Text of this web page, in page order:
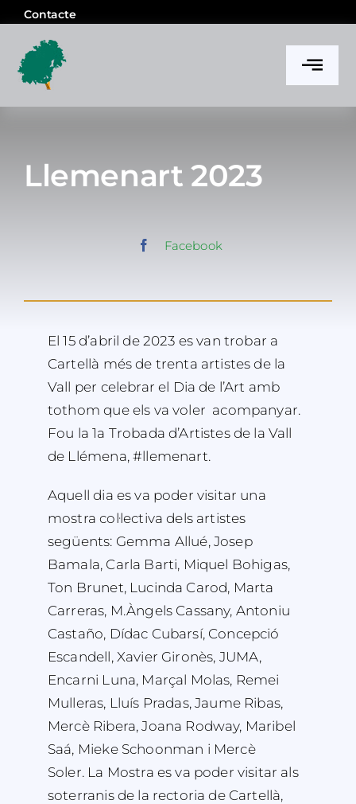
Skip
content
Contacte
l’Ateneu
Notícies
Llemenart 2023
Facebook
El 15 d’abril de 2023 es van trobar a
Cartellà més de trenta artistes de la
Vall per celebrar el Dia de l’Art amb
tothom que els va voler acompanyar.
Fou la 1a Trobada d’Artistes de la Vall
de Llémena, #llemenart.
Aquell dia es va poder visitar una
mostra col·lectiva dels artistes
següents: Gemma Allué, Josep
Bamala, Carla Barti, Miquel Bohigas,
Ton Brunet, Lucinda Carod, Marta
Carreras, M.Àngels Cassany, Antoniu
Castaño, Dídac Cubarsí, Concepció
Escandell, Xavier Gironès, JUMA,
Encarni Luna, Marçal Molas, Remei
Mulleras, Lluís Pradas, Jaume Ribas,
Mercè Ribera, Joana Rodway, Maribel
Saá, Mieke Schoonman i Mercè
Soler. La Mostra es va poder visitar als
soterranis de la rectoria de Cartellà,